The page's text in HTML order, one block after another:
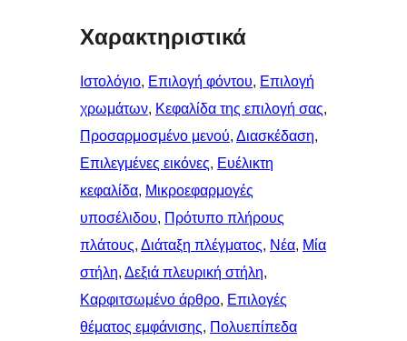
Χαρακτηριστικά
Ιστολόγιο, Επιλογή φόντου, Επιλογή
χρωμάτων, Κεφαλίδα της επιλογή σας
Προσαρμοσμένο μενού, Διασκέδαση
Επιλεγμένες εικόνες, Ευέλικτη
κεφαλίδα, Μικροεφαρμογές
υποσέλιδου, Πρότυπο πλήρους
πλάτους, Διάταξη πλέγματος, Νέα, Μία
στήλη, Δεξιά πλευρική στήλη
Καρφιτσωμένo άρθρo, Επιλογές
θέματος εμφάνισης, Πολυεπίπεδα